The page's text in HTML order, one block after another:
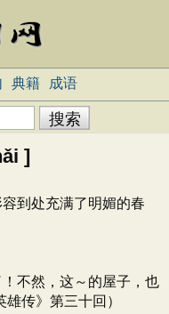
典籍 成语
]
到处充满了明媚的春
不然，这～的屋子，也
传》第三十回）